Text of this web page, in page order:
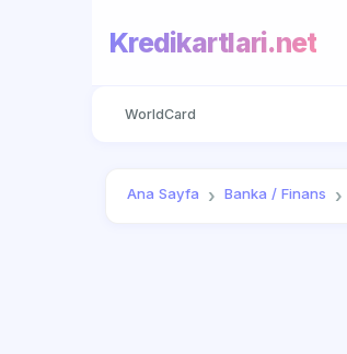
Kredikartlari.net
WorldCard
Ana Sayfa Banka / Finans